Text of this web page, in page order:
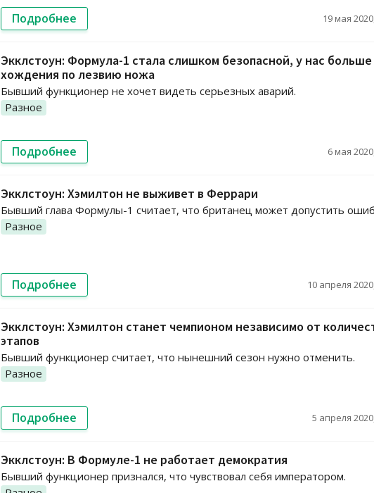
Подробнее 19 мая
Экклстоун: Формула-1 стала слишком безопасной, у нас
хождения по лезвию ножа
Бывший функционер не хочет видеть серьезных аварий.
Разное
Подробнее 6 мая
Экклстоун: Хэмилтон не выживет в Феррари
Бывший глава Формулы-1 считает, что британец может допустить
Разное
Подробнее 10 апреля
Экклстоун: Хэмилтон станет чемпионом независимо от
этапов
Бывший функционер считает, что нынешний сезон нужно отменить.
Разное
Подробнее 5 апреля
Экклстоун: В Формуле-1 не работает демократия
Бывший функционер признался, что чувствовал себя императором.